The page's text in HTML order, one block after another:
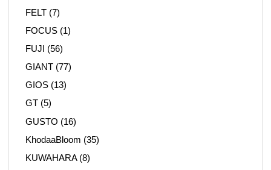
FELT (7)
FOCUS (1)
FUJI (56)
GIANT (77)
GIOS (13)
GT (5)
GUSTO (16)
KhodaaBloom (35)
KUWAHARA(8)